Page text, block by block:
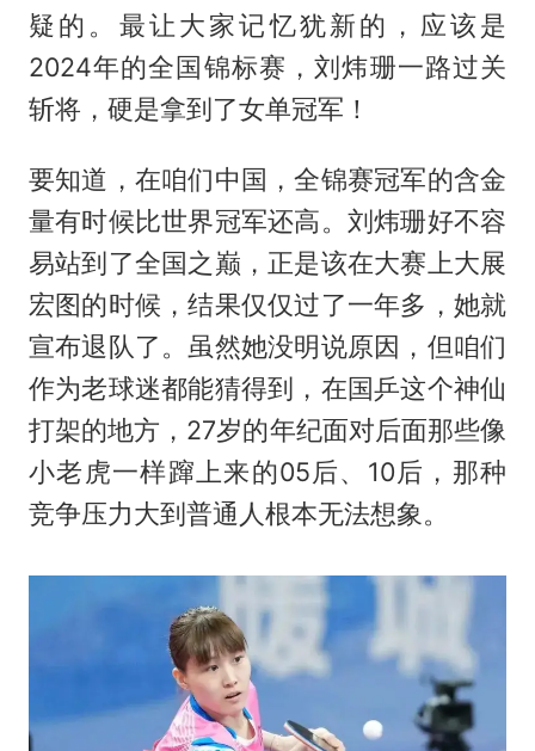
疑的。最让大家记忆犹新的，应该是
2024年的全国锦标赛，刘炜珊一路过关
斩将，硬是拿到了女单冠军！
要知道，在咱们中国，全锦赛冠军的含金
量有时候比世界冠军还高。刘炜珊好不容
易站到了全国之巅，正是该在大赛上大展
宏图的时候，结果仅仅过了一年多，她就
宣布退队了。虽然她没明说原因，但咱们
作为老球迷都能猜得到，在国乒这个神仙
打架的地方，27岁的年纪面对后面那些像
小老虎一样蹿上来的05后、10后，那种
竞争压力大到普通人根本无法想象。